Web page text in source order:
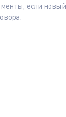
если новый